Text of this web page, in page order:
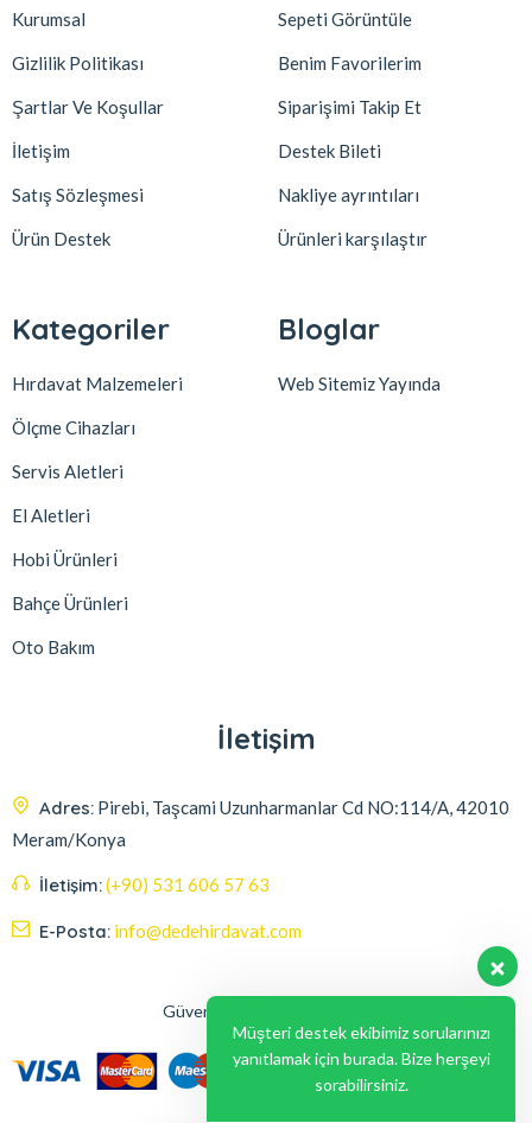
Kurumsal
Gizlilik Politikası
Şartlar Ve Koşullar
İletişim
Satış Sözleşmesi
Ürün Destek
Sepeti Görüntüle
Benim Favorilerim
Siparişimi Takip Et
Destek Bileti
Nakliye ayrıntıları
Ürünleri karşılaştır
Kategoriler
Hırdavat Malzemeleri
Ölçme Cihazları
Servis Aletleri
El Aletleri
Hobi Ürünleri
Bahçe Ürünleri
Oto Bakım
Bloglar
Web Sitemiz Yayında
İletişim
Adres: Pirebi, Taşcami Uzunharmanlar Cd NO:114/A, 42010
Meram/Konya
İletişim:(+90) 531 606 57 63
E-Posta: info@dedehirdavat.com
Güvenli Ödeme Seçenekleri
Müşteri destek ekibimiz sorularınızı
yanıtlamak için burada. Bize herşeyi
sorabilirsiniz.